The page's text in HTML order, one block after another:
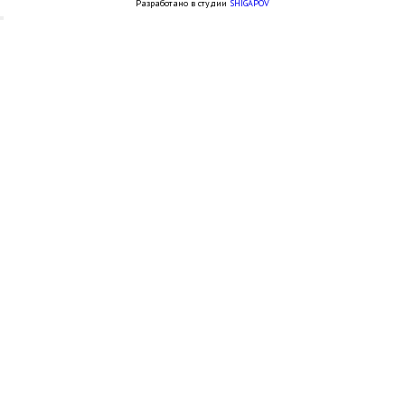
Разработано в студии SHIGAPOV